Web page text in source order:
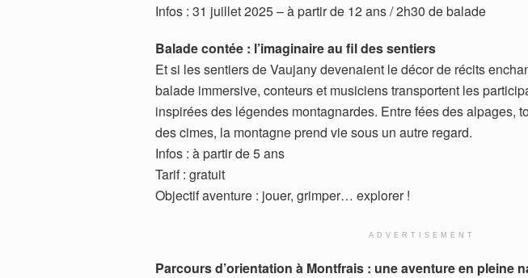
Infos : 31 juillet 2025 – à partir de 12 ans / 2h30 de balade
Balade contée : l’imaginaire au fil des sentiers
Et si les sentiers de Vaujany devenaient le décor de récits
balade immersive, conteurs et musiciens transportent les
inspirées des légendes montagnardes. Entre fées des alpages,
des cimes, la montagne prend vie sous un autre regard.
Infos : à partir de 5 ans
Tarif : gratuit
Objectif aventure : jouer, grimper… explorer !
ADVERTISEMENT
Parcours d’orientation à Montfrais : une aventure en pleine